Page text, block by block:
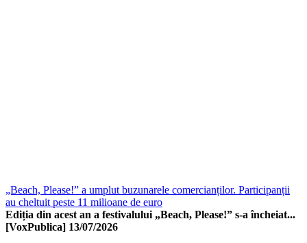
„Beach, Please!” a umplut buzunarele comercianților. Participanții
au cheltuit peste 11 milioane de euro
Ediția din acest an a festivalului „Beach, Please!” s-a încheiat...
[VoxPublica] 13/07/2026